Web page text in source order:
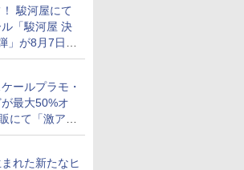
駿河屋にて
「駿河屋 決
」が8月7日12
ールプラモ・
最大50%オ
にて「激ア
ホビー夏セー
れた新たなヒ